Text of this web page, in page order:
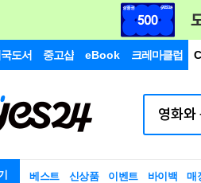
도서 중고샵 eBook 크레마클럽
베스트 신상품 이벤트 바이백 매